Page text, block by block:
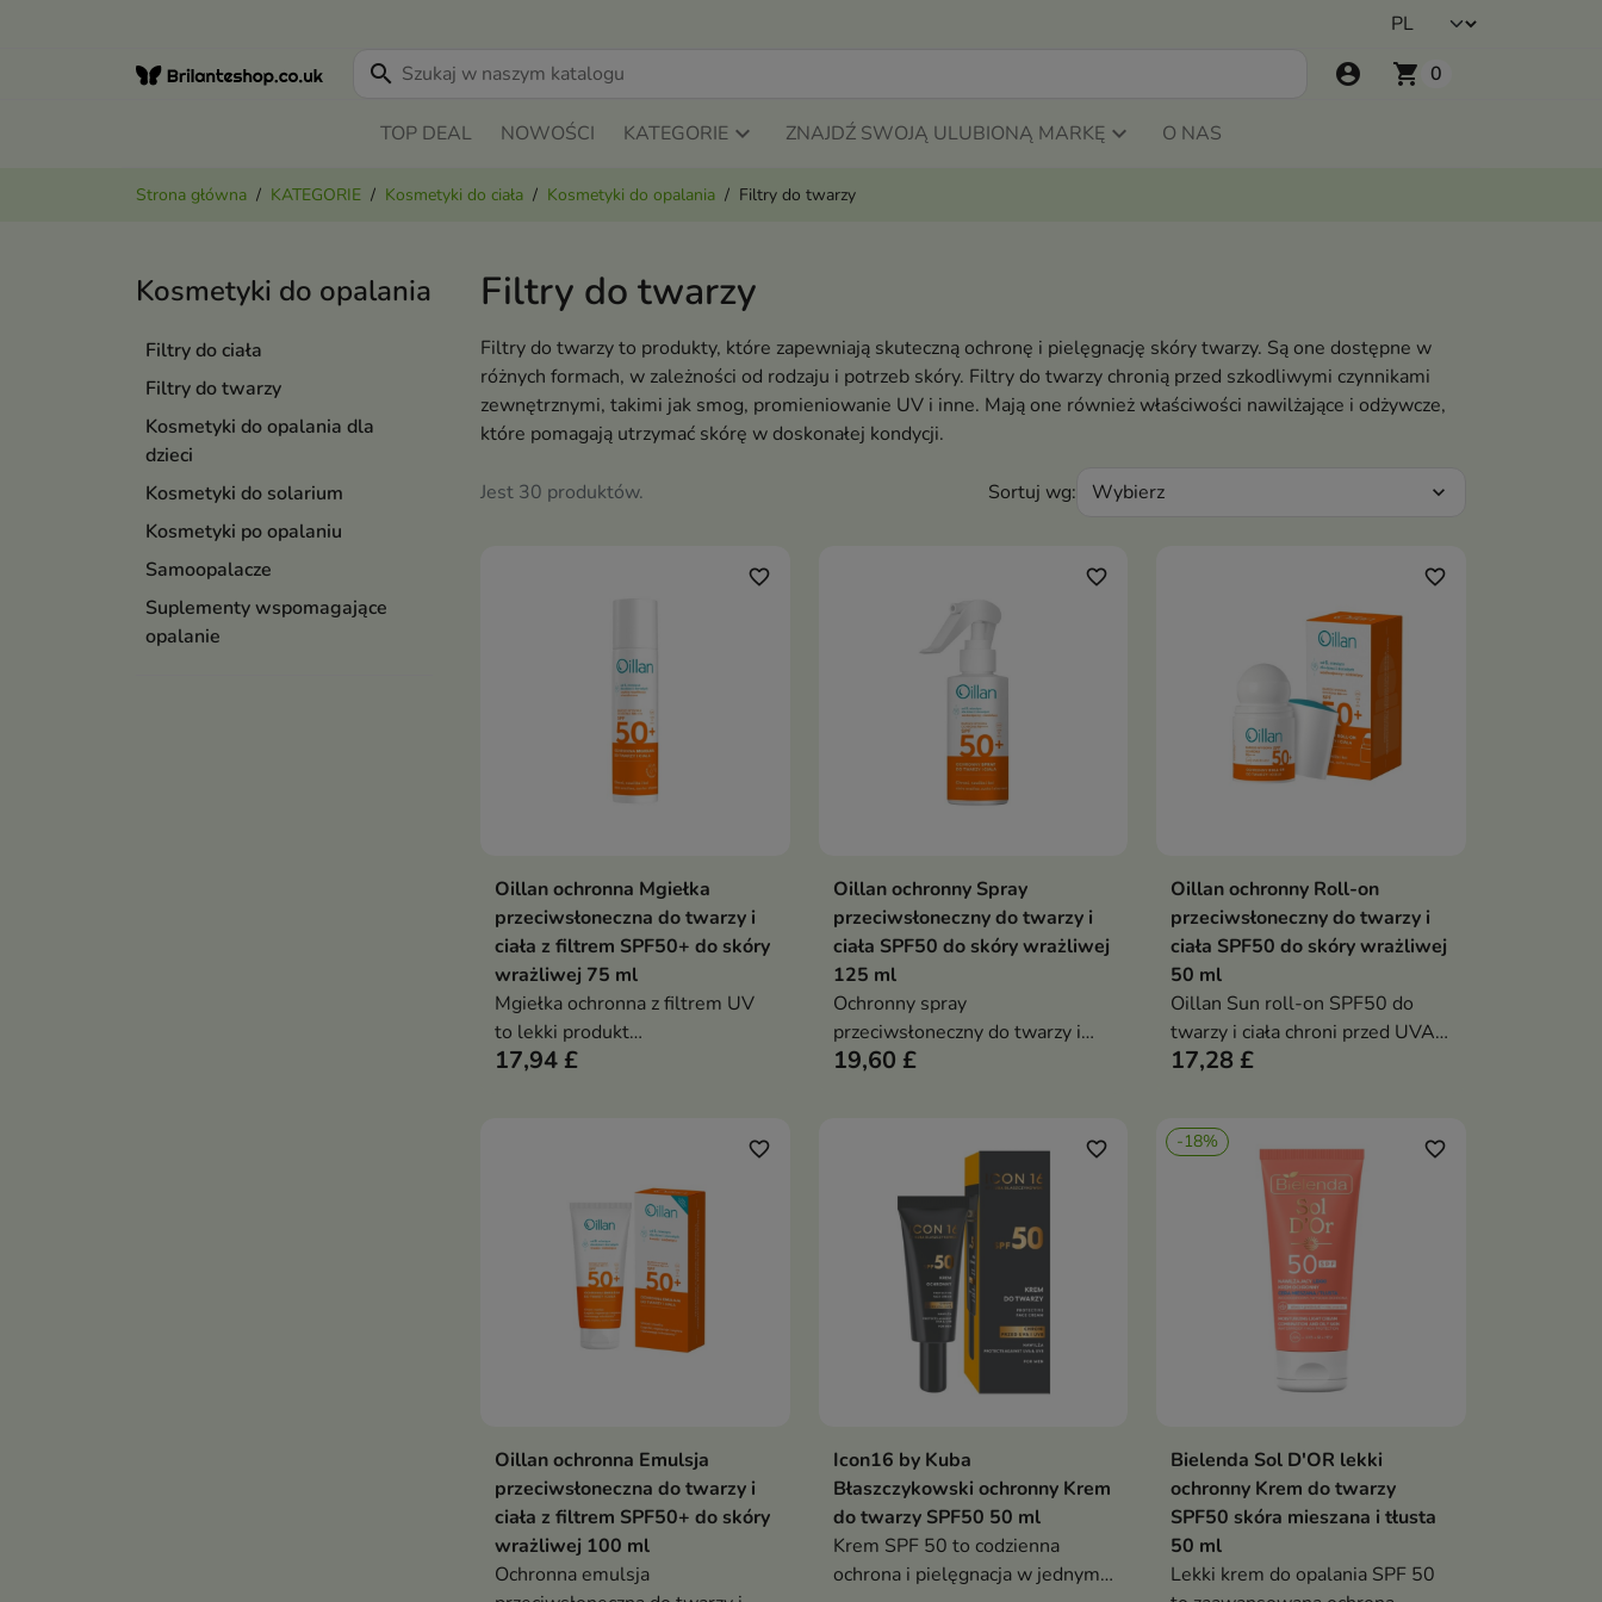
search account_circle shopping_cart 0
TOP DEAL NOWOŚCI KATEGORIE ZNAJDŹ SWOJĄ ULUBIONĄ MARKĘ O NAS
Strona główna KATEGORIE Kosmetyki do ciała Kosmetyki do opalania Filtry do twarzy
Kosmetyki do opalania
Filtry do ciała
Filtry do twarzy
Kosmetyki do opalania dla
dzieci
Kosmetyki do solarium
Kosmetyki po opalaniu
Samoopalacze
Suplementy wspomagające
opalanie
Filtry do twarzy
Filtry do twarzy to produkty, które zapewniają skuteczną ochronę i pielęgnację skóry twarzy. Są one dostępne w
różnych formach, w zależności od rodzaju i potrzeb skóry. Filtry do twarzy chronią przed szkodliwymi czynnikami
zewnętrznymi, takimi jak smog, promieniowanie UV i inne. Mają one również właściwości nawilżające i odżywcze,
które pomagają utrzymać skórę w doskonałej kondycji.
Jest 30 produktów. Sortuj wg: Wybierz expand_more
Dodaj do koszyka
favorite_border
Oillan ochronna Mgiełka
przeciwsłoneczna do twarzy i
ciała z filtrem SPF50+ do skóry
wrażliwej 75 ml
Mgiełka ochronna z filtrem UV
to lekki produkt
przeciwsłoneczny, który chroni,
17,94 £
Dodaj do koszyka
favorite_border
Oillan ochronny Spray
przeciwsłoneczny do twarzy i
ciała SPF50 do skóry wrażliwej
125 ml
Ochronny spray
przeciwsłoneczny do twarzy i
ciała SPF50 to produkt
promieniowaniem UVA, UVB, IR
oraz HEV. Hipoalergiczna,
fotostabilna formuła została
opracowana z myślą o dzieciach i
dorosłych ze skórą wrażliwą,
suchą, atopową, skłonną do
alergii i podrażnień
19,60 £
Dodaj do koszyka
favorite_border
Oillan ochronny Roll-on
przeciwsłoneczny do twarzy i
ciała SPF50 do skóry wrażliwej
50 ml
Oillan Sun roll-on SPF50 do
twarzy i ciała chroni przed UVA,
UVB, IR i HEV, nawilża i
17,28 £
Dodaj do koszyka
favorite_border
Oillan ochronna Emulsja
przeciwsłoneczna do twarzy i
ciała z filtrem SPF50+ do skóry
wrażliwej 100 ml
Ochronna emulsja
Dodaj do koszyka
favorite_border
Icon16 by Kuba
Błaszczykowski ochronny Krem
do twarzy SPF50 50 ml
Krem SPF 50 to codzienna
ochrona i pielęgnacja w jednym
-18%
Dodaj do koszyka
favorite_border
Bielenda Sol D'OR lekki
ochronny Krem do twarzy
SPF50 skóra mieszana i tłusta
50 ml
Lekki krem do opalania SPF 50